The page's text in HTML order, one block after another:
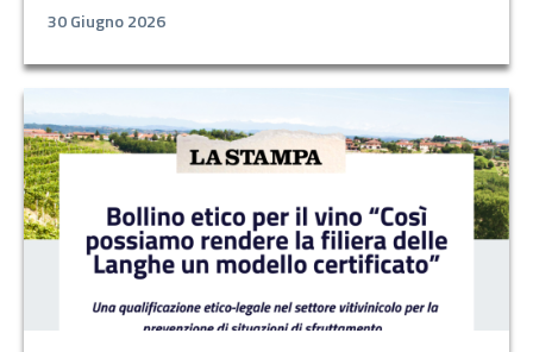
30 Giugno 2026